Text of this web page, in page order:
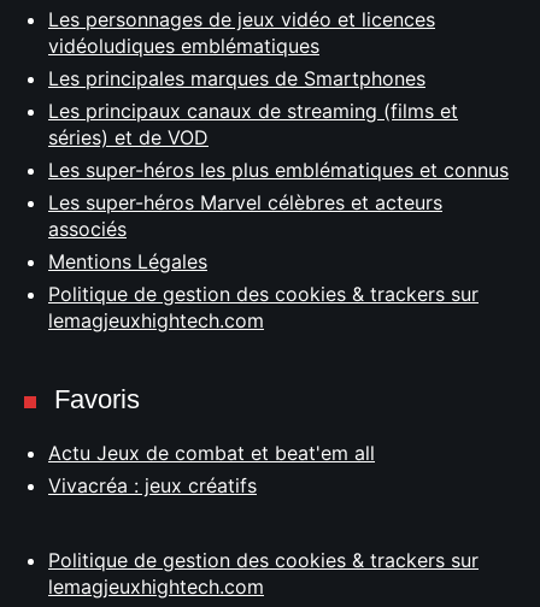
Les personnages de jeux vidéo et licences
vidéoludiques emblématiques
Les principales marques de Smartphones
Les principaux canaux de streaming (films et
séries) et de VOD
Les super-héros les plus emblématiques et connus
Les super-héros Marvel célèbres et acteurs
associés
Mentions Légales
Politique de gestion des cookies & trackers sur
lemagjeuxhightech.com
Favoris
Actu Jeux de combat et beat'em all
Vivacréa : jeux créatifs
Politique de gestion des cookies & trackers sur
lemagjeuxhightech.com